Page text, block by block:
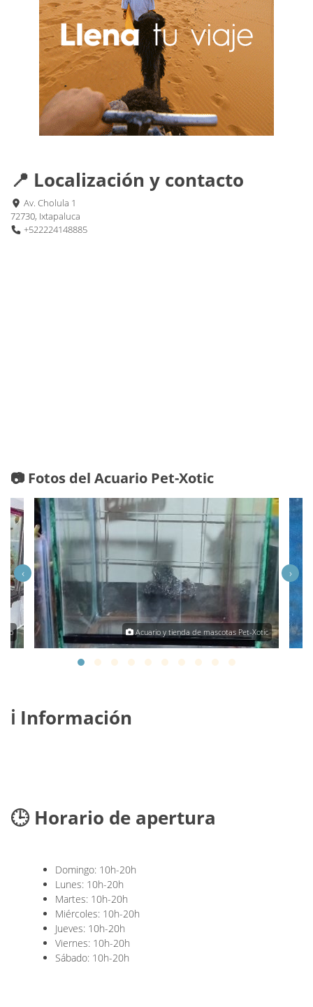
📍 Localización y contacto
Av. Cholula 1
72730, Ixtapaluca
+522224148885
📷 Fotos del Acuario Pet-Xotic
Acuario y tienda de mascotas Pet-Xotic
‹ ›
ℹ️ Información
🕒 Horario de apertura
Domingo: 10h-20h
Lunes: 10h-20h
Martes: 10h-20h
Miércoles: 10h-20h
Jueves: 10h-20h
Viernes: 10h-20h
Sábado: 10h-20h